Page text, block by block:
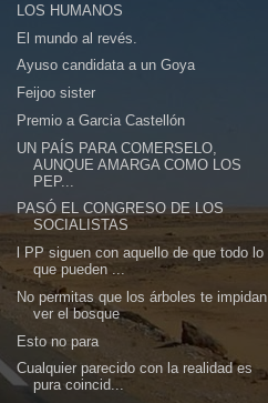
LOS HUMANOS
El mundo al revés.
Ayuso candidata a un Goya
Feijoo sister
Premio a Garcia Castellón
UN PAÍS PARA COMERSELO,
AUNQUE AMARGA COMO LOS
PEP...
PASÓ EL CONGRESO DE LOS
SOCIALISTAS
l PP siguen con aquello de que todo lo
que pueden ...
No permitas que los árboles te impidan
ver el bosque
Esto no para
Cualquier parecido con la realidad es
pura coincid...